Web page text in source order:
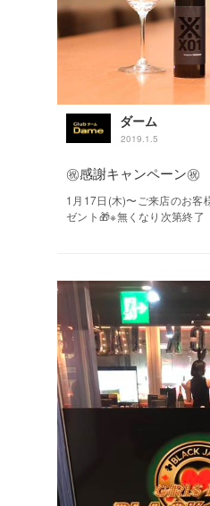
ダーム
2019.1.5
㊗️感謝キャンペーン㊗️
1月17日(木)〜ご来店のお客
ゼント🎁※無くなり次第終了